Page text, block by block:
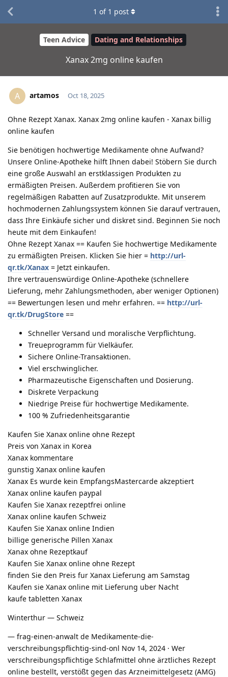
Teen Advice Dating and Relationships
Xanax 2mg online kaufen
1 of 1 post
A artamos Oct 18, 2025
Ohne Rezept Xanax. Xanax 2mg online kaufen - Xanax billig
online kaufen
Sie benötigen hochwertige Medikamente ohne Aufwand?
Unsere Online-Apotheke hilft Ihnen dabei! Stöbern Sie durch
eine große Auswahl an erstklassigen Produkten zu
ermäßigten Preisen. Außerdem profitieren Sie von
regelmäßigen Rabatten auf Zusatzprodukte. Mit unserem
hochmodernen Zahlungssystem können Sie darauf vertrauen,
dass Ihre Einkäufe sicher und diskret sind. Beginnen Sie noch
heute mit dem Einkaufen!
Ohne Rezept Xanax == Kaufen Sie hochwertige Medikamente
zu ermäßigten Preisen. Klicken Sie hier = http://url-
qr.tk/Xanax = Jetzt einkaufen.
Ihre vertrauenswürdige Online-Apotheke (schnellere
Lieferung, mehr Zahlungsmethoden, aber weniger Optionen)
== Bewertungen lesen und mehr erfahren. == http://url-
qr.tk/DrugStore ==
Schneller Versand und moralische Verpflichtung.
Treueprogramm für Vielkäufer.
Sichere Online-Transaktionen.
Viel erschwinglicher.
Pharmazeutische Eigenschaften und Dosierung.
Diskrete Verpackung
Niedrige Preise für hochwertige Medikamente.
100 % Zufriedenheitsgarantie
Kaufen Sie Xanax online ohne Rezept
Preis von Xanax in Korea
Xanax kommentare
gunstig Xanax online kaufen
Xanax Es wurde kein EmpfangsMastercarde akzeptiert
Xanax online kaufen paypal
Kaufen Sie Xanax rezeptfrei online
Xanax online kaufen Schweiz
Kaufen Sie Xanax online Indien
billige generische Pillen Xanax
Xanax ohne Rezeptkauf
Kaufen Sie Xanax online ohne Rezept
finden Sie den Preis fur Xanax Lieferung am Samstag
Kaufen sie Xanax online mit Lieferung uber Nacht
kaufe tabletten Xanax
Winterthur — Schweiz
— frag-einen-anwalt de Medikamente-die-
verschreibungspflichtig-sind-onl Nov 14, 2024 · Wer
verschreibungspflichtige Schlafmittel ohne ärztliches Rezept
online bestellt, verstößt gegen das Arzneimittelgesetz (AMG)